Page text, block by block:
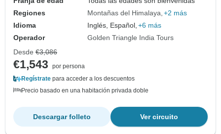
Regiones
Montañas del Himalaya +2 más
Idioma
Inglés, Español, +6 más
Operador
Golden Triangle India Tours
Desde €3,086
€1,543
por persona
Regístrate para acceder a los descuentos
Precio basado en una habitación privada doble
Ver circuito
Descargar folleto